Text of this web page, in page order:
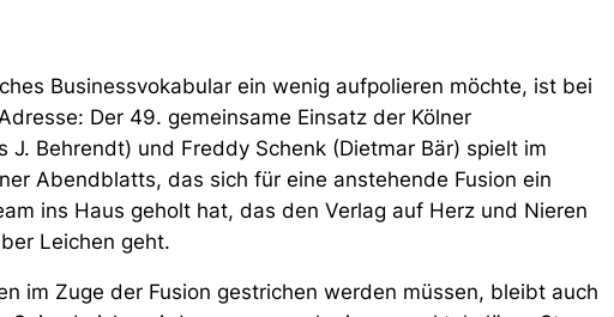
Businessvokabular ein wenig aufpolieren möchte, ist bei
Der 49. gemeinsame Einsatz der Kölner
J. Behrendt) und Freddy Schenk (Dietmar Bär) spielt im
Abendblatts, das sich für eine anstehende Fusion ein
ins Haus geholt hat, das den Verlag auf Herz und Nieren
Leichen geht.
im Zuge der Fusion gestrichen werden müssen, bleibt auch